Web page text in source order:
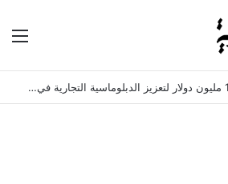
منحة بقيمة تتجاوز 1.5 مليون دولار لتعزيز الدبلوماسية التجارية في تونس!